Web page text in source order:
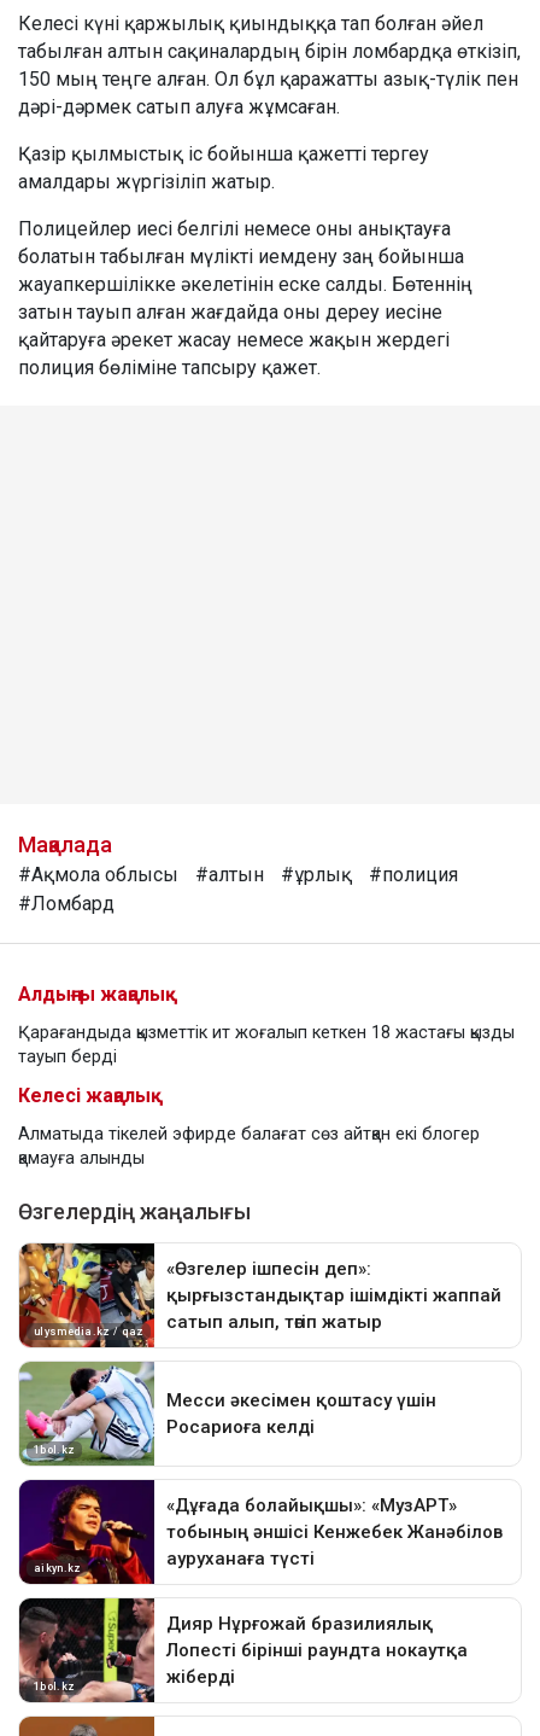
Келесі күні қаржылық қиындыққа тап болған әйел
табылған алтын сақиналардың бірін ломбардқа өткізіп,
150 мың теңге алған. Ол бұл қаражатты азық-түлік пен
дәрі-дәрмек сатып алуға жұмсаған.
Қазір қылмыстық іс бойынша қажетті тергеу
амалдары жүргізіліп жатыр.
Полицейлер иесі белгілі немесе оны анықтауға
болатын табылған мүлікті иемдену заң бойынша
жауапкершілікке әкелетінін еске салды. Бөтеннің
затын тауып алған жағдайда оны дереу иесіне
қайтаруға әрекет жасау немесе жақын жердегі
полиция бөліміне тапсыру қажет.
Мақалада
#Ақмола облысы #алтын #ұрлық
#полиция
#Ломбард
Алдыңғы жаңалық
Қарағандыда қызметтік ит жоғалып кеткен 18 жастағы қызды
тауып берді
Келесі жаңалық
Алматыда тікелей эфирде балағат сөз айтқан екі блогер
қамауға алынды